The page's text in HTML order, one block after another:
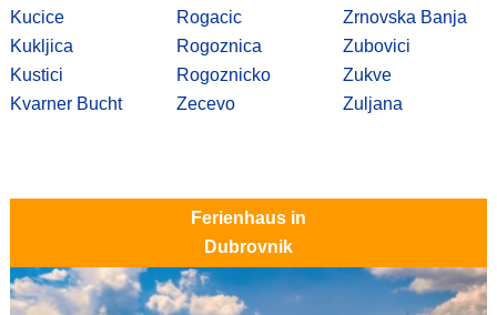
Kucice
Kukljica
Kustici
Kvarner Bucht
Rogacic
Rogoznica
Rogoznicko
Zecevo
Zrnovska Banja
Zubovici
Zukve
Zuljana
Ferienhaus in
Dubrovnik